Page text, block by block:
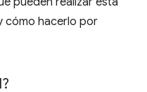
cómo hacerlo por